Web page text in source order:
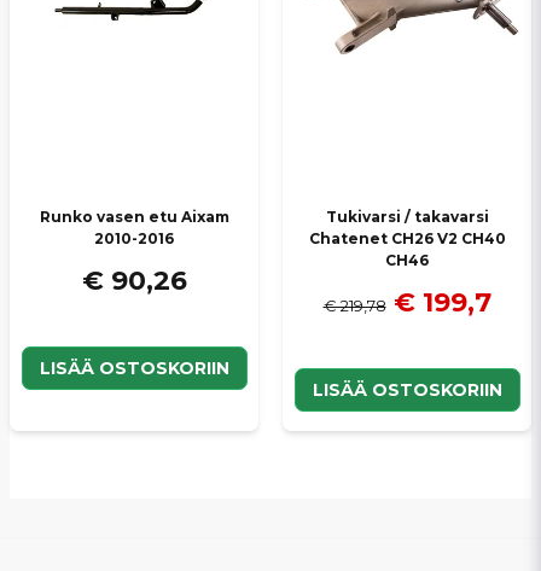
Runko vasen etu Aixam
2010-2016
€ 90,26
LISÄÄ OSTOSKORIIN
Tukivarsi / takavarsi
Chatenet CH26 V2 CH40
CH46
€ 219,78 € 199,7
LISÄÄ OSTOSKORIIN